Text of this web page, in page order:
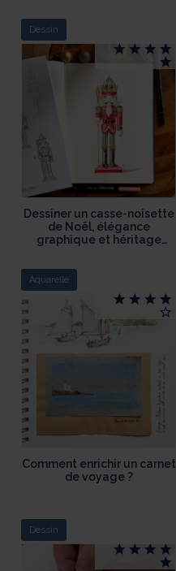
Dessin
Dessiner un casse-noisette
de Noël, élégance
graphique et héritage
Aquarelle
Comment enrichir un carnet
de voyage ?
Dessin